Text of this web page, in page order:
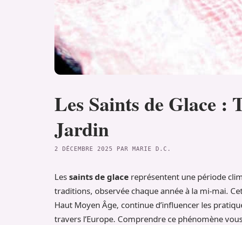
Les Saints de Glace :
Jardin
2 DÉCEMBRE 2025 PAR MARIE D.C.
Lessaints de glace représentent une période
traditions, observée chaque année à la mi-mai.
Haut Moyen Âge, continue d’influencer les
travers l’Europe. Comprendre ce phénomène